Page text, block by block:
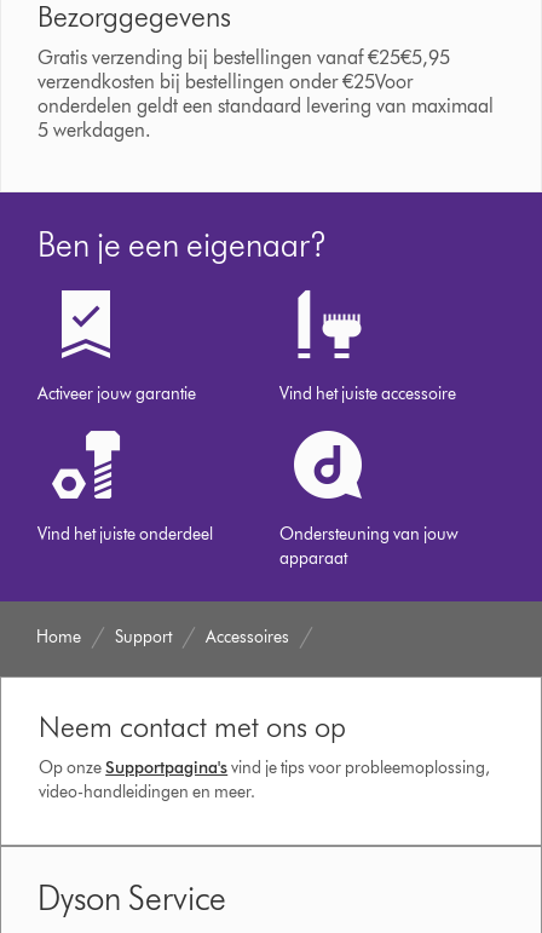
Bezorggegevens
Gratis verzending bij bestellingen vanaf €25€5,95
verzendkosten bij bestellingen onder €25Voor
onderdelen geldt een standaard levering van maximaal
5 werkdagen.
Ben je een eigenaar?
Activeer jouw garantie Vind het juiste accessoire
Vind het juiste onderdeel
Ondersteuning van jouw
apparaat
Home Support Accessoires
Neem contact met ons op
Op onzeSupportpagina'svind je tips voor probleemoplossing,
video-handleidingen en meer.
Dyson Service